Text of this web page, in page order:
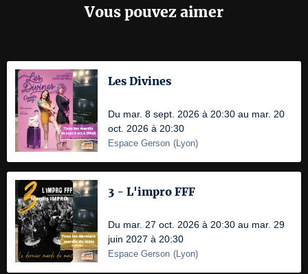
Vous pouvez aimer
Les Divines
Du mar. 8 sept. 2026 à 20:30 au mar. 20
oct. 2026 à 20:30
Espace Gerson (Lyon)
3 - L'impro FFF
Du mar. 27 oct. 2026 à 20:30 au mar. 29
juin 2027 à 20:30
Espace Gerson (Lyon)